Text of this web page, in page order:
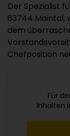
Der Spezialist
63744 Maintal;
dem
Chefposition
Für
Inhalten